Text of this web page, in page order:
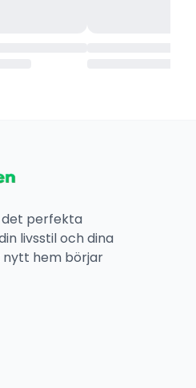
perfekta
livsstil och dina
nytt hem börjar